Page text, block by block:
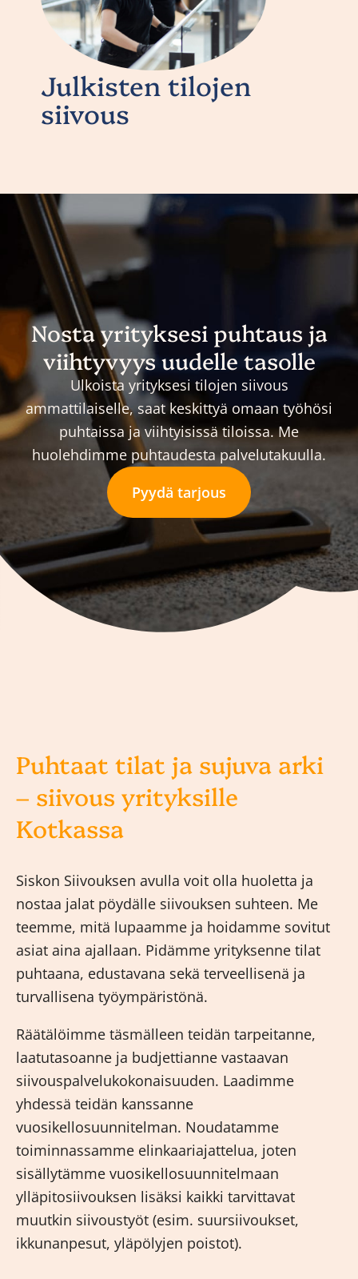
Julkisten tilojen
siivous
Nosta yrityksesi puhtaus ja
viihtyvyys uudelle tasolle
Ulkoista yrityksesi tilojen siivous
ammattilaiselle, saat keskittyä omaan työhösi
puhtaissa ja viihtyisissä tiloissa. Me
huolehdimme puhtaudesta palvelutakuulla.
Pyydä tarjous
Puhtaat tilat ja sujuva arki
– siivous yrityksille
Kotkassa
Siskon Siivouksen avulla voit olla huoletta ja
nostaa jalat pöydälle siivouksen suhteen. Me
teemme, mitä lupaamme ja hoidamme sovitut
asiat aina ajallaan. Pidämme yrityksenne tilat
puhtaana, edustavana sekä terveellisenä ja
turvallisena työympäristönä.
Räätälöimme täsmälleen teidän tarpeitanne,
laatutasoanne ja budjettianne vastaavan
siivouspalvelukokonaisuuden. Laadimme
yhdessä teidän kanssanne
vuosikellosuunnitelman. Noudatamme
toiminnassamme elinkaariajattelua, joten
sisällytämme vuosikellosuunnitelmaan
ylläpitosiivouksen lisäksi kaikki tarvittavat
muutkin siivoustyöt (esim. suursiivoukset,
ikkunanpesut, yläpölyjen poistot).